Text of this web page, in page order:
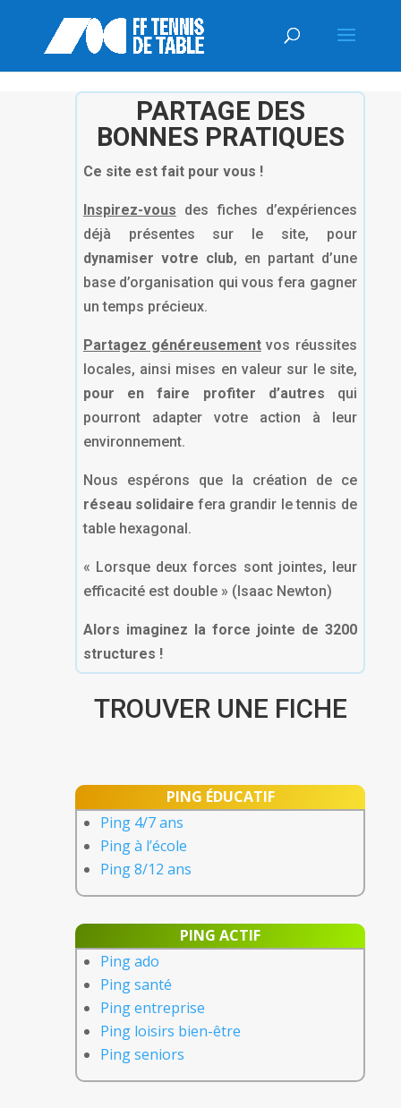
PARTAGE DES
BONNES PRATIQUES
Ce site est fait pour vous !
Inspirez-vous des fiches d’expériences
déjà présentes sur le site, pour
dynamiser votre club, en partant d’une
base d’organisation qui vous fera gagner
un temps précieux.
Partagez généreusementvos réussites
locales, ainsi mises en valeur sur le site,
pour en faire profiter d’autres qui
pourront adapter votre action à leur
environnement.
Nous espérons que la création de ce
réseau solidaire fera grandir le tennis de
table hexagonal.
« Lorsque deux forces sont jointes, leur
efficacité est double » (Isaac Newton)
Alors imaginez la force jointe de 3200
structures !
TROUVER UNE FICHE
PING ÉDUCATIF
Ping 4/7 ans
Ping à l’école
Ping 8/12 ans
PING ACTIF
Ping ado
Ping santé
Ping entreprise
Ping loisirs bien-être
Ping seniors